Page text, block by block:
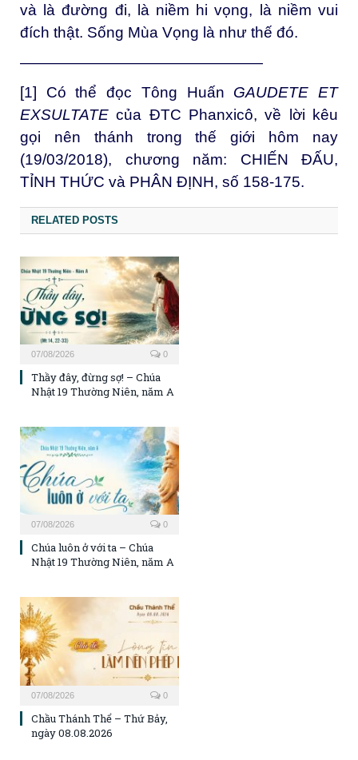
và là đường đi, là niềm hi vọng, là niềm vui
đích thật. Sống Mùa Vọng là như thế đó.
————————————————
[1] Có thể đọc Tông Huấn GAUDETE ET
EXSULTATE của ĐTC Phanxicô, về lời kêu
gọi nên thánh trong thế giới hôm nay
(19/03/2018), chương năm: CHIẾN ĐẤU,
TỈNH THỨC và PHÂN ĐỊNH, số 158-175.
RELATED POSTS
07/08/2026 0
Thầy đây, đừng sợ! – Chúa
Nhật 19 Thường Niên, năm A
07/08/2026 0
Chúa luôn ở với ta – Chúa
Nhật 19 Thường Niên, năm A
07/08/2026 0
Chầu Thánh Thể – Thứ Bảy,
ngày 08.08.2026